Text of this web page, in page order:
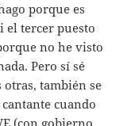
porque es
el tercer puesto
no he visto
Pero sí sé
también se
cuando